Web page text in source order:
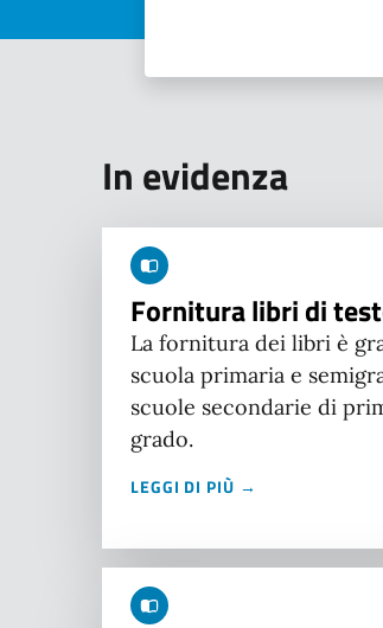
In evidenza
Fornitura libri di
La fornitura dei libri è
scuola primaria e
scuole secondarie di
grado.
LEGGI DI PIÙ →